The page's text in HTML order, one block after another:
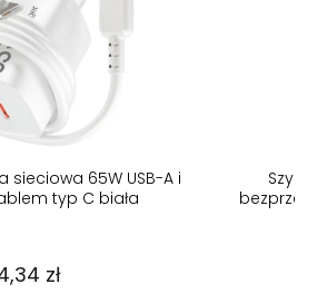
sieciowa 65W USB-A i
typ C biała
zł